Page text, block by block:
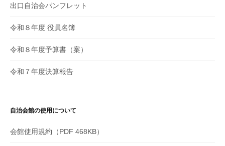
出口自治会パンフレット
令和８年度 役員名簿
令和８年度予算書（案）
令和７年度決算報告
自治会館の使用について
会館使用規約（PDF 468KB）